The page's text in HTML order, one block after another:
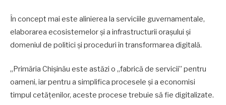
În concept mai este alinierea la serviciile guvernamentale,
elaborarea ecosistemelor şi a infrastructurii oraşului și
domeniul de politici şi proceduri în transformarea digitală.
„Primăria Chişinău este astăzi o ,,fabrică de servicii” pentru
oameni, iar pentru a simplifica procesele şi a economisi
timpul cetăţenilor, aceste procese trebuie să fie digitalizate.